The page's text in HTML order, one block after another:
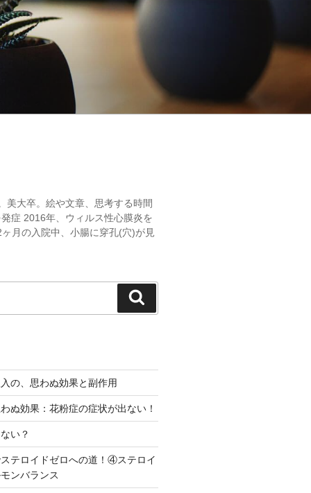
美大卒。絵や文章、思考する時間
症 2016年、ウィルス性心膜炎を
月の入院中、小腸に穿孔(穴)が見
索
の、思わぬ効果と副作用
ぬ効果：花粉症の症状が出ない！
い？
テロイドゼロへの道！④ステロイ
ンバランス